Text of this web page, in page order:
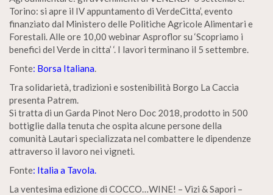
Torino: si apre il IV appuntamento di VerdeCitta’, evento
finanziato dal Ministero delle Politiche Agricole Alimentari e
Forestali. Alle ore 10,00 webinar Asproflor su ‘Scopriamo i
benefici del Verde in citta’ ‘. I lavori terminano il 5 settembre.
Fonte: Borsa Italiana.
Tra solidarietà, tradizioni e sostenibilità Borgo La Caccia
presenta Patrem.
Si tratta di un Garda Pinot Nero Doc 2018, prodotto in 500
bottiglie dalla tenuta che ospita alcune persone della
comunità Lautari specializzata nel combattere le dipendenze
attraverso il lavoro nei vigneti.
Fonte: Italia a Tavola.
La ventesima edizione di COCCO…WINE! – Vizi & Sapori –